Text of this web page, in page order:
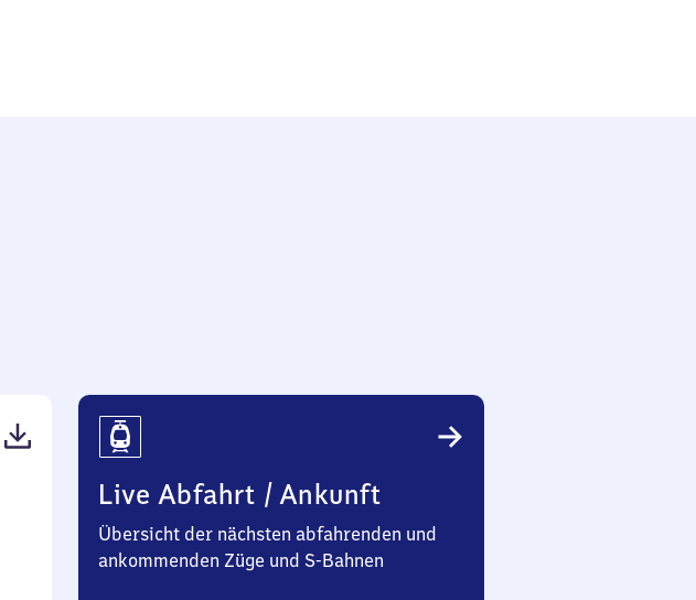
Live Abfahrt / Ankunft
Übersicht der nächsten abfahrenden und
ankommenden Züge und S-Bahnen